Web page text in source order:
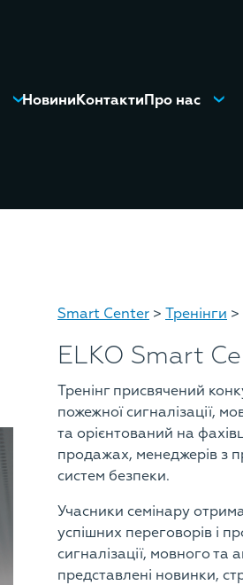
НовиниКонтактиПро нас
Smart Center > Тренінги >
ELKO Smart
Тренінг присвячений
пожежної сигналізації,
та орієнтований на
продажах, менеджерів з
систем безпеки.
Учасники семінару
успішних переговорів і
сигналізації, мовного
представлені новинки,